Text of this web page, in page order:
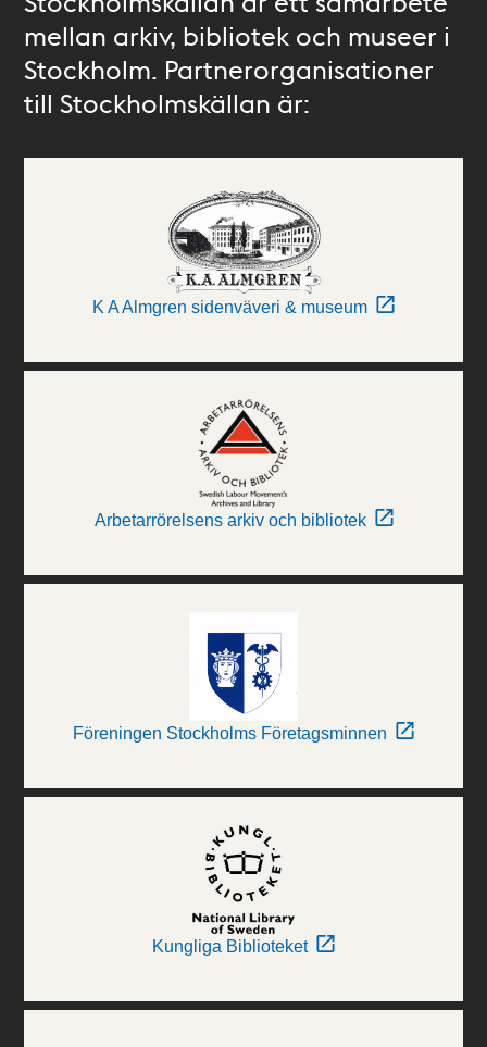
mellan arkiv, bibliotek och museer i
Stockholm. Partnerorganisationer
till Stockholmskällan är:
K A Almgren sidenväveri & museum
Arbetarrörelsens arkiv och bibliotek
Föreningen Stockholms Företagsminnen
Kungliga Biblioteket